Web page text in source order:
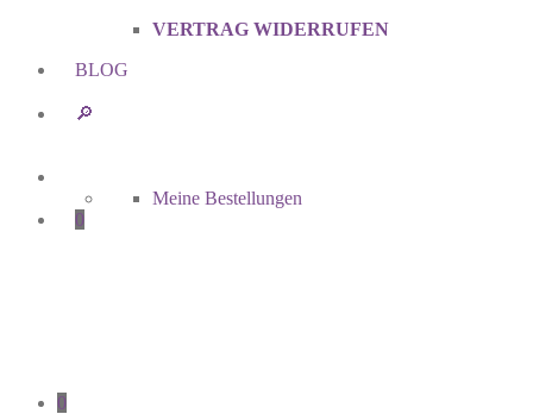
VERTRAG WIDERRUFEN
BLOG
🔎︎
Meine Bestellungen
0
0